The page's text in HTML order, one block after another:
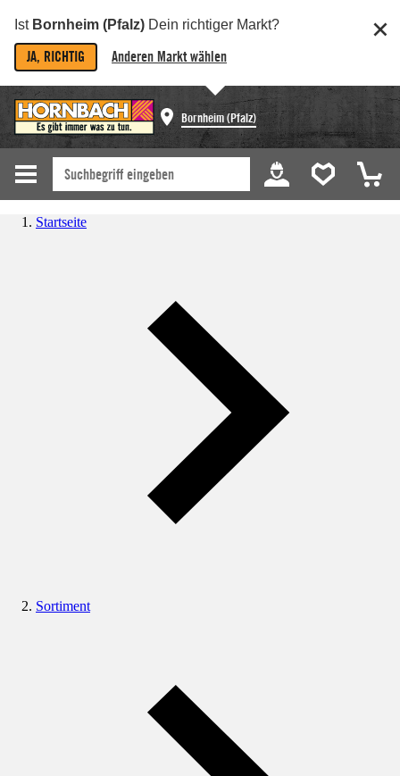
Ist Bornheim (Pfalz) Dein richtiger Markt?
JA, RICHTIG Anderen Markt wählen
Bornheim (Pfalz)
Startseite
Sortiment